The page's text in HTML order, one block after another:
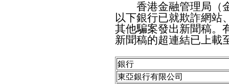
香港金融管理局（金
以下銀行已就欺詐網站
其他騙案發出新聞稿。
新聞稿的超連結已上載
銀行
東亞銀行有限公司